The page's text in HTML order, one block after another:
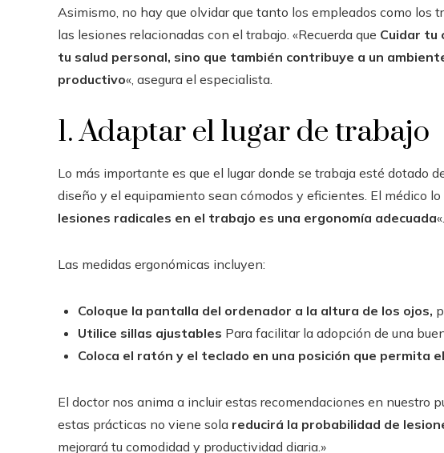
Asimismo, no hay que olvidar que tanto los empleados como los
las lesiones relacionadas con el trabajo. «Recuerda que Cuidar tu
tu salud personal, sino que también contribuye a un
productivo«, asegura el especialista.
1. Adaptar el lugar de trabajo
Lo más importante es que el lugar donde se trabaja esté dotado
diseño y el equipamiento sean cómodos y eficientes. El médico lo
lesiones radicales en el trabajo es una ergonomía adecuada«.
Las medidas ergonómicas incluyen:
Coloque la pantalla del ordenador a la altura de los ojos,
Utilice sillas ajustables Para facilitar la adopción de una
Coloca el ratón y el teclado en una posición que permita
El doctor nos anima a incluir estas recomendaciones en nuestro
estas prácticas no viene sola reducirá la probabilidad de
mejorará tu comodidad y productividad diaria.»